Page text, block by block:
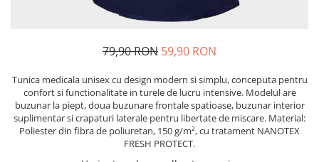
Rezerve instrumente scris
Tavite documente si suporturi
Ascutitori, radiere, agrafe
Ochelari de protectie si viziere
Sepci, caciuli si esarfe
Pachete promotionale
Accesorii pentru protectia muncii
Sosete de lucru
Branturi
79,90 RON 59,90 RON
Tunica medicala unisex cu design modern si simplu, conceputa pentru
confort si functionalitate in turele de lucru intensive. Modelul are
buzunar la piept, doua buzunare frontale spatioase, buzunar interior
suplimentar si crapaturi laterale pentru libertate de miscare. Material:
Poliester din fibra de poliuretan, 150 g/m², cu tratament NANOTEX
FRESH PROTECT.